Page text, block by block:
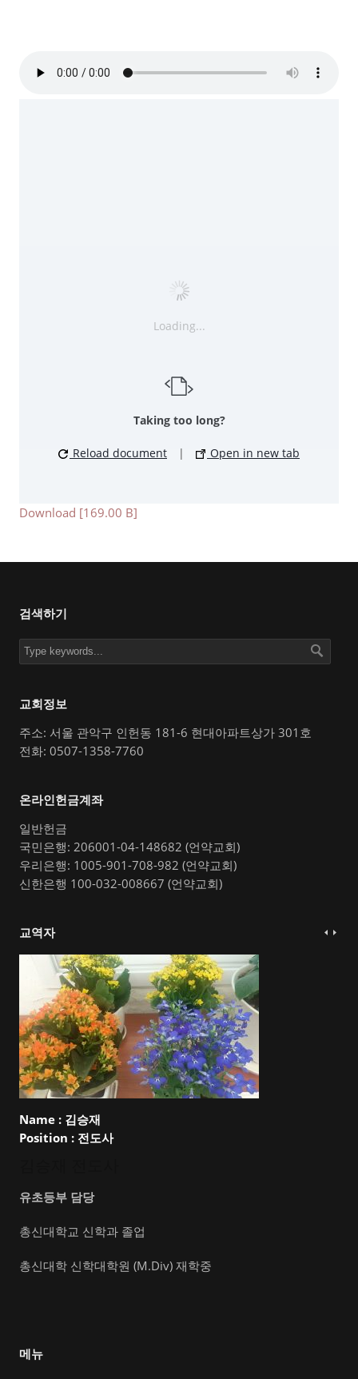
Loading...
Taking too long?
Reload document | Open in new tab
Download [169.00 B]
검색하기
교회정보
주소: 서울 관악구 인헌동 181-6 현대아파트상가 301호
전화: 0507-1358-7760
온라인헌금계좌
일반헌금
국민은행: 206001-04-148682 (언약교회)
우리은행: 1005-901-708-982 (언약교회)
신한은행 100-032-008667 (언약교회)
교역자
Name : 김승재
Position : 전도사
유초등부 담당
총신대학교 신학과 졸업
총신대학 신학대학원 (M.Div) 재학중
메뉴